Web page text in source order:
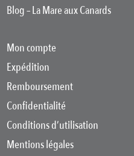
Blog – La Mare aux Canards
Mon compte
Expédition
Remboursement
Confidentialité
Conditions d’utilisation
Mentions légales